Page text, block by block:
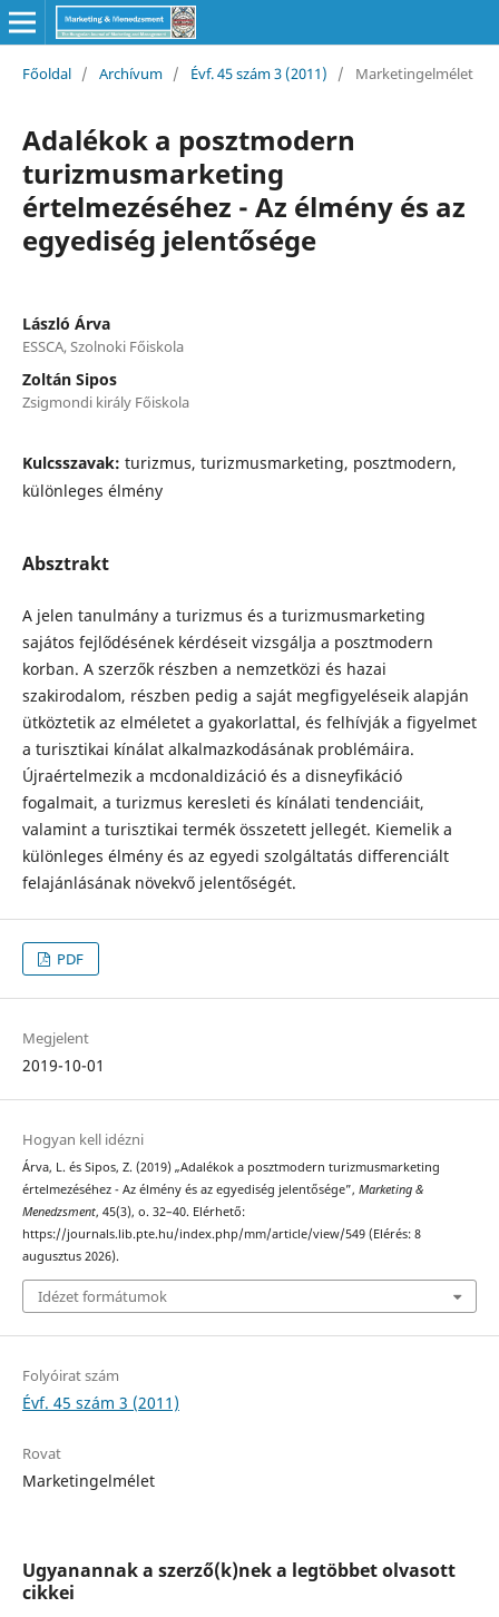
Főoldal / Archívum / Évf. 45 szám 3 (2011) / Marketingelmélet
Adalékok a posztmodern
turizmusmarketing
értelmezéséhez - Az élmény és az
egyediség jelentősége
László Árva
ESSCA, Szolnoki Főiskola
Zoltán Sipos
Zsigmondi király Főiskola
Kulcsszavak: turizmus, turizmusmarketing, posztmodern,
különleges élmény
Absztrakt
A jelen tanulmány a turizmus és a turizmusmarketing
sajátos fejlődésének kérdéseit vizsgálja a posztmodern
korban. A szerzők részben a nemzetközi és hazai
szakirodalom, részben pedig a saját megfigyeléseik alapján
ütköztetik az elméletet a gyakorlattal, és felhívják a figyelmet
a turisztikai kínálat alkalmazkodásának problémáira.
Újraértelmezik a mcdonaldizáció és a disneyfikáció
fogalmait, a turizmus keresleti és kínálati tendenciáit,
valamint a turisztikai termék összetett jellegét. Kiemelik a
különleges élmény és az egyedi szolgáltatás differenciált
felajánlásának növekvő jelentőségét.
PDF
Megjelent
2019-10-01
Hogyan kell idézni
Árva, L. és Sipos, Z. (2019) „Adalékok a posztmodern turizmusmarketing
értelmezéséhez - Az élmény és az egyediség jelentősége”, Marketing &
Menedzsment, 45(3), o. 32–40. Elérhető:
https://journals.lib.pte.hu/index.php/mm/article/view/549 (Elérés: 8
augusztus 2026).
Idézet formátumok
Folyóirat szám
Évf. 45 szám 3 (2011)
Rovat
Marketingelmélet
Ugyanannak a szerző(k)nek a legtöbbet olvasott
cikkei